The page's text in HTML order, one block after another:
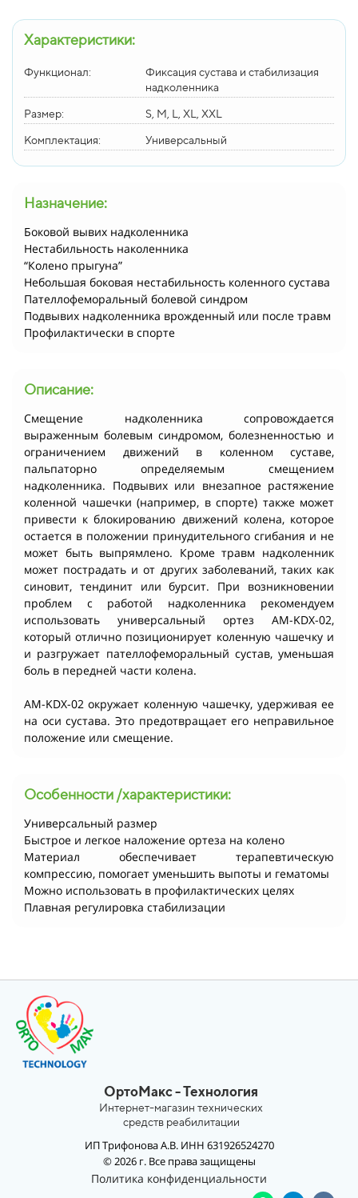
Характеристики:
Функционал:
Фиксация сустава и стабилизация
надколенника
Размер: S, M, L, XL, XXL
Комплектация: Универсальный
Назначение:
Боковой вывих надколенника
Нестабильность наколенника
“Колено прыгуна”
Небольшая боковая нестабильность коленного сустава
Пателлофеморальный болевой синдром
Подвывих надколенника врожденный или после травм
Профилактически в спорте
Описание:
Смещение надколенника cопровождается
выраженным болевым синдромом, болезненностью и
ограничением движений в коленном суставе,
пальпаторно определяемым смещением
надколенника. Подвывих или внезапное растяжение
коленной чашечки (например, в спорте) также может
привести к блокированию движений колена, которое
остается в положении принудительного сгибания и не
может быть выпрямлено. Кроме травм надколенник
может пострадать и от других заболеваний, таких как
синовит, тендинит или бурсит. При возникновении
проблем с работой надколенника рекомендуем
использовать универсальный ортез AM-KDX-02,
который отлично позиционирует коленную чашечку и
и разгружает пателлофеморальный сустав, уменьшая
боль в передней части колена.
AM-KDX-02 окружает коленную чашечку, удерживая ее
на оси сустава. Это предотвращает его неправильное
положение или смещение.
Особенности /характеристики:
Универсальный размер
Быстрое и легкое наложение ортеза на колено
Материал обеспечивает терапевтическую
компрессию, помогает уменьшить выпоты и гематомы
Можно использовать в профилактических целях
Плавная регулировка стабилизации
ОртоМакс - Технология
Интернет-магазин технических
средств реабилитации
ИП Трифонова А.В. ИНН 631926524270
© 2026 г. Все права защищены
Политика конфиденциальности